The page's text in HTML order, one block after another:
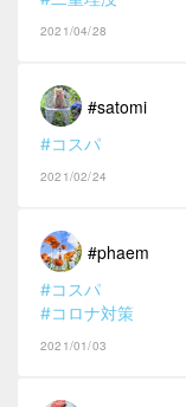
2021/04/28
#satomi
#コスパ
2021/02/24
#phaem
#コスパ
#コロナ対策
2021/01/03